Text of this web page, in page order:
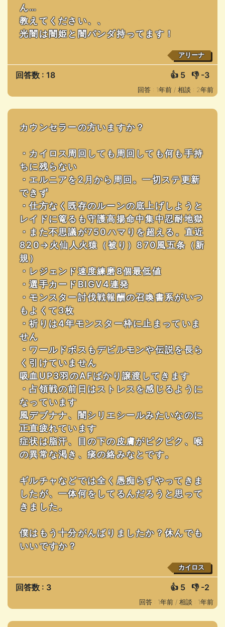
ん…
教えてください、、
光闇は闇姫と闇パンダ持ってます！
アリーナ
回答数 : 18 👍 5 👎 -3
回答 : 1年前 / 相談 : 2年前
カウンセラーの方いますか？
・カイロス周回しても周回しても何も手持
ちに残らない
・エルニアを2月から周回。一切ステ更新
できず
・仕方なく既存のルーンの底上げしようと
レイドに篭るも守護高揚命中集中忍耐地獄
・また不思議が750ハマりを超える。直近
820→火仙人火猿（被り）870風五条（新
規）
・レジェンド速度練磨8個最低値
・選手カードBIGV4連発
・モンスター討伐戦報酬の召喚書系がいつ
もよくて3枚
・祈りは4年モンスター枠に止まっていま
せん
・ワールドボスもデビルモンや伝説を長ら
く引けていません
吸血UP3羽のAFばかり譲渡してきます
・占領戦の前日はストレスを感じるように
なっています
風デブナナ、闇シリエシールみたいなのに
正直疲れています
症状は脂汗、目の下の皮膚がピクピク、喉
の異常な渇き、痰の絡みなとです。
ギルチャなどでは全く愚痴らずやってきま
したが、一体何をしてるんだろうと思って
きました。
僕はもう十分がんばりましたか？休んでも
いいですか？
カイロス
回答数 : 3 👍 5 👎 -2
回答 : 1年前 / 相談 : 1年前